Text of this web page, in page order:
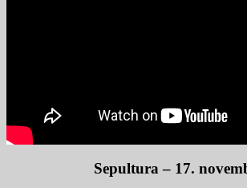
Sepultura – 17.